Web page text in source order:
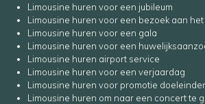
Limousine huren voor een jubileum
Limousine huren voor een bezoek aan
Limousine huren voor een gala
Limousine huren voor een
Limousine huren airport service
Limousine huren voor een verjaardag
Limousine huren voor promotie
Limousine huren om naar een concert te